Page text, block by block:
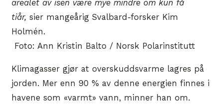
arealet av isen være mye mindre om kun få
tiår, sier mangeårig Svalbard-forsker Kim
Holmén.
Foto: Ann Kristin Balto / Norsk Polarinstitutt
Klimagasser gjør at overskuddsvarme lagres på
jorden. Mer enn 90 % av denne energien finnes i
havene som «varmt» vann, minner han om.